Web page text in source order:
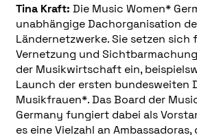
Tina Kraft: Die Music Women*
unabhängige Dachorganisation
Ländernetzwerke. Sie setzen sich
Vernetzung und
der Musikwirtschaft ein,
Launch der ersten bundesweiten
Musikfrauen*. Das Board der
Germany fungiert dabei als
es eine Vielzahl an